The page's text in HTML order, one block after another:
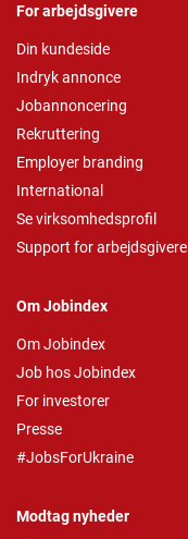
For arbejdsgivere
Din kundeside
Indryk annonce
Jobannoncering
Rekruttering
Employer branding
International
Se virksomhedsprofil
Support for arbejdsgivere
Om Jobindex
Om Jobindex
Job hos Jobindex
For investorer
Presse
#JobsForUkraine
Modtag nyheder